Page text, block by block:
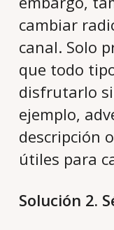
cambiar
canal. Solo
que todo
disfrutarlo
ejemplo,
descripción
útiles para
Solución 2.